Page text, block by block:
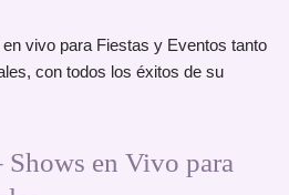
vivo para Fiestas y Eventos tanto
con todos los éxitos de su
en Vivo para